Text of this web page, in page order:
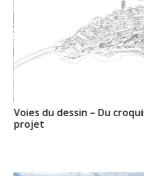
Voies du dessin – Du
projet